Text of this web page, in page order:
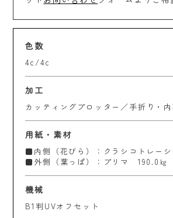
色数
4c/4c
加工
カッティングプロッター／手折り・
用紙・素材
■内側（花びら）：クラシコトレー
■外側（葉っぱ）：プリマ 190.0㎏
機械
B1判UVオフセット